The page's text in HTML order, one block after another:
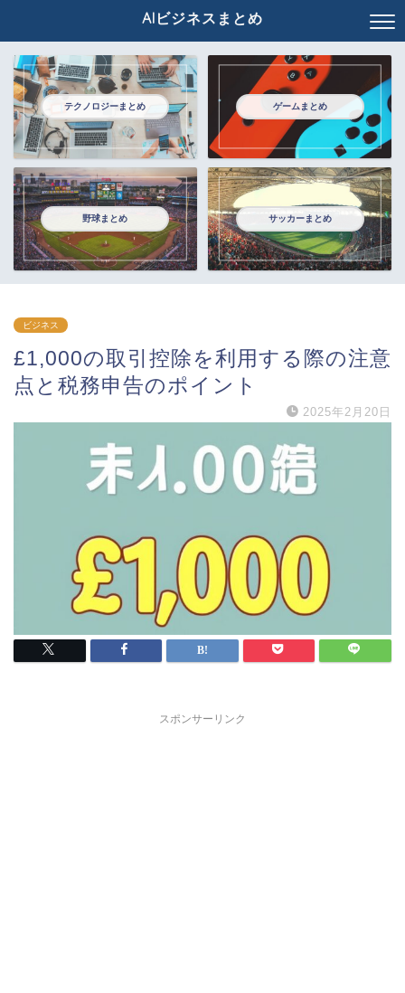
AIビジネスまとめ
テクノロジーまとめ ゲームまとめ
野球まとめ サッカーまとめ
ビジネス
£1,000の取引控除を利用する際の注意
点と税務申告のポイント
2025年2月20日
スポンサーリンク